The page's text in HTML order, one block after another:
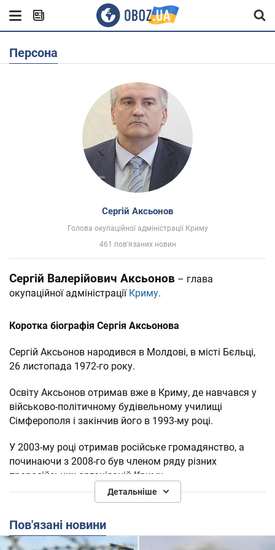
Персона
Сергій Аксьонов
Голова окупаційної адміністрації Криму
461 пов'язаних новин
Сергій Валерійович Аксьонов – глава
окупаційної адміністрації Криму.
Коротка біографія Сергія Аксьонова
Сергій Аксьонов народився в Молдові, в місті Бєльці,
26 листопада 1972-го року.
Освіту Аксьонов отримав вже в Криму, де навчався у
військово-політичному будівельному училищі
Сімферополя і закінчив його в 1993-му році.
У 2003-му році отримав російське громадянство, а
починаючи з 2008-го був членом ряду різних
проросійських організацій Криму.
У 2014-му році, незабаром післяРеволюції Гідності
півострів Крим, поставили Сергія Аксьонова на пост
керівника маріонеткового уряду Криму.
Детальніше
Пов'язані новини